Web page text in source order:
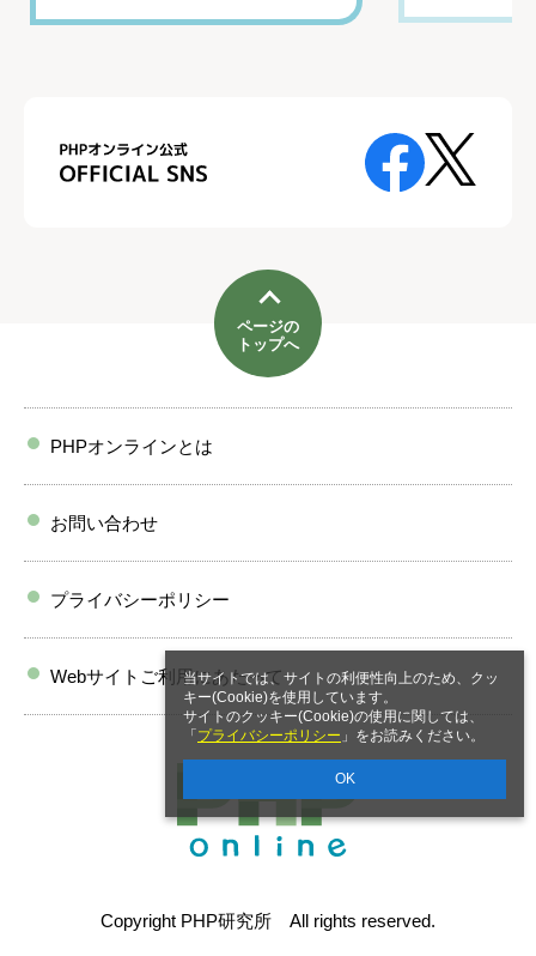
当サイトでは、サイトの利便性向上のため、クッ
キー(Cookie)を使用しています。
サイトのクッキー(Cookie)の使用に関しては、
「 プライバシーポリシー 」をお読みください。
OK
ページの
トップへ
PHPオンラインとは
お問い合わせ
プライバシーポリシー
Webサイトご利用にあたって
Copyright PHP研究所 All rights reserved.